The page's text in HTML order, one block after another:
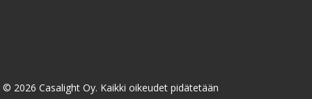
© 2026 Casalight Oy. Kaikki oikeudet pidätetään